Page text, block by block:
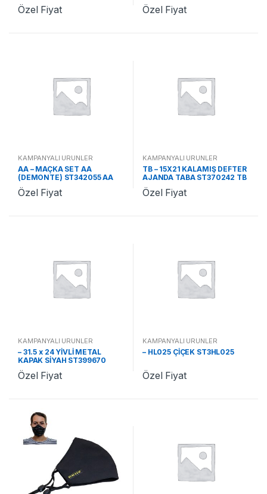
Özel Fiyat Özel Fiyat
KAMPANYALI ÜRÜNLER
AA – MAÇKA SET AA
(DEMONTE) ST342055 AA
Özel Fiyat
KAMPANYALI ÜRÜNLER
TB – 15X21 KALAMIŞ DEFTER
AJANDA TABA ST370242 TB
Özel Fiyat
KAMPANYALI ÜRÜNLER
– 31.5 x 24 YİVLİ METAL
KAPAK SİYAH ST399670
Özel Fiyat
KAMPANYALI ÜRÜNLER
– HL025 ÇİÇEK ST3HL025
Özel Fiyat